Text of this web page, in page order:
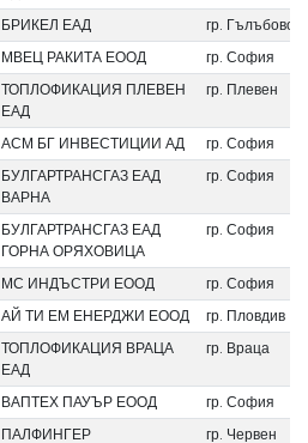
БРИКЕЛ ЕАД
гр. Гълъбово
МВЕЦ РАКИТА ЕООД
гр. София
ТОПЛОФИКАЦИЯ ПЛЕВЕН
ЕАД
гр. Плевен
АСМ БГ ИНВЕСТИЦИИ АД
гр. София
БУЛГАРТРАНСГАЗ ЕАД
ВАРНА
гр. София
БУЛГАРТРАНСГАЗ ЕАД
ГОРНА ОРЯХОВИЦА
гр. София
МС ИНДЪСТРИ ЕООД
гр. София
АЙ ТИ ЕМ ЕНЕРДЖИ ЕООД
гр. Пловдив
ТОПЛОФИКАЦИЯ ВРАЦА
ЕАД
гр. Враца
ВАПТЕХ ПАУЪР ЕООД
гр. София
ПАЛФИНГЕР
гр. Червен